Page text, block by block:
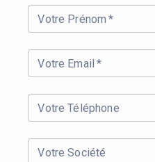
Votre Prénom *
Votre Email *
Votre Téléphone
Votre Société